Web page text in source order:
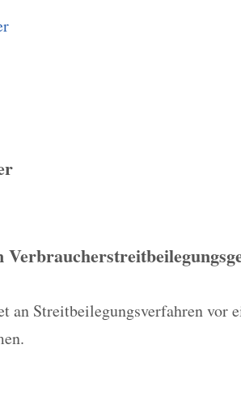
Streitbeilegungsverfahren vor